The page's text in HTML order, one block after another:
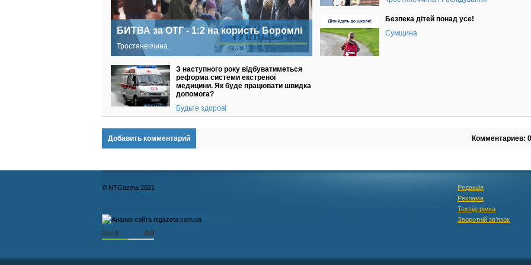
БИТВА за ОТГ - 1:2 на користь Боромлі
Тростянеччина
Безпека дітей понад усе!
Сумщина
З наступного року відбуватиметься
реформа системи екстреної
медицини. Як буде працювати швидка
допомога?
Будьте здорові
Комментариев: 0
Добавить комментарий
© NTGazeta 2021
Редакція
Реклама
Техпідтрімка
Зворотній зв’язок